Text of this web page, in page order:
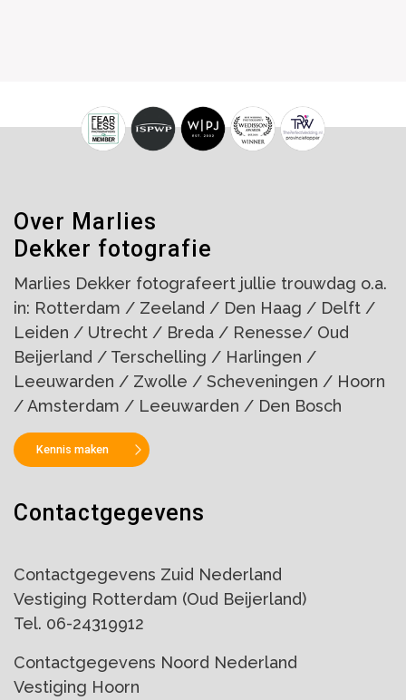
Over Marlies
Dekker fotografie
Marlies Dekker fotografeert jullie trouwdag o.a.
in: Rotterdam / Zeeland / Den Haag / Delft /
Leiden / Utrecht / Breda / Renesse/ Oud
Beijerland / Terschelling / Harlingen /
Leeuwarden / Zwolle / Scheveningen / Hoorn
/ Amsterdam / Leeuwarden / Den Bosch
Kennis maken
Contactgegevens
Contactgegevens Zuid Nederland
Vestiging Rotterdam (Oud Beijerland)
Tel. 06-24319912
Contactgegevens Noord Nederland
Vestiging Hoorn